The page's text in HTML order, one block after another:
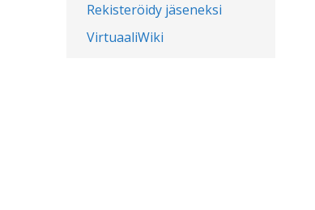
Rekisteröidy jäseneksi
VirtuaaliWiki